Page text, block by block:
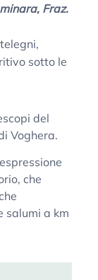
Fraz.
sotto le
del
Voghera.
che
salumi a km